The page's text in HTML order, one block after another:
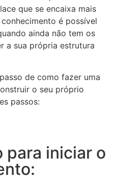
que se encaixa mais
é possível
ainda não tem os
a sua própria estrutura
de como fazer uma
o seu próprio
passos:
para iniciar o